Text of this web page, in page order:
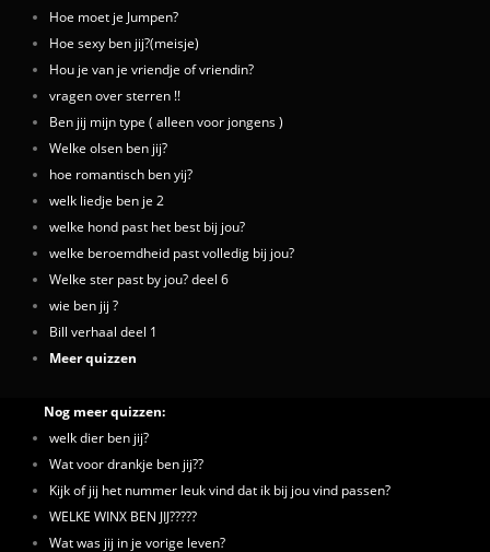
Hoe moet je Jumpen?
Hoe sexy ben jij?(meisje)
Hou je van je vriendje of vriendin?
vragen over sterren !!
Ben jij mijn type ( alleen voor jongens )
Welke olsen ben jij?
hoe romantisch ben yij?
welk liedje ben je 2
welke hond past het best bij jou?
welke beroemdheid past volledig bij jou?
Welke ster past by jou? deel 6
wie ben jij ?
Bill verhaal deel 1
Meer quizzen
Nog meer quizzen:
welk dier ben jij?
Wat voor drankje ben jij??
Kijk of jij het nummer leuk vind dat ik bij jou vind passen?
WELKE WINX BEN JIJ?????
Wat was jij in je vorige leven?